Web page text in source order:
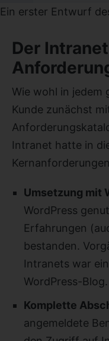
Ein erster Entwurf
Der
Wie wohl in jedem
Kunde zunächst
Intranet hatte in
Umsetzung mit
WordPress
Erfahrungen
bestanden.
Intranets war
WordPress-Blog.
Komplette
angemeldete